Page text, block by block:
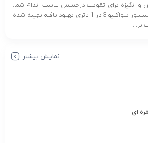
پر از بینش و انگیزه برای تقویت درخشش تناسب اندام شما.
آموزش خواب پیشرفته سنسور بیواکتیو 3 در 1 باتری بهبود یافته بهینه شده
بر...
نمایش بیشتر
ای